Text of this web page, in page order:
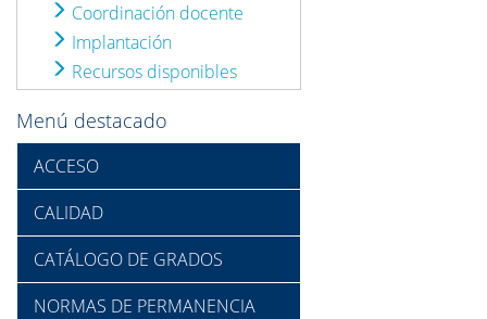
Coordinación docente
Implantación
Recursos disponibles
Menú destacado
ACCESO
CALIDAD
CATÁLOGO DE GRADOS
NORMAS DE PERMANENCIA